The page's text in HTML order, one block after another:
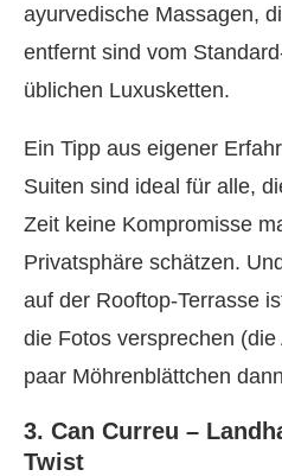
ayurvedische Massagen,
entfernt sind vom
üblichen Luxusketten.
Ein Tipp aus eigener
Suiten sind ideal für alle,
Zeit keine Kompromisse
Privatsphäre schätzen.
auf der Rooftop-Terrasse
die Fotos versprechen
paar Möhrenblättchen
3. Can Curreu –
Twist